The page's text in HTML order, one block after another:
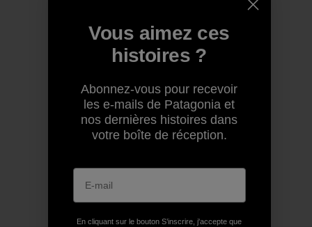
Vous aimez ces
histoires ?
Abonnez-vous pour recevoir
les e-mails de Patagonia et
nos dernières histoires dans
votre boîte de réception.
En cliquant sur le bouton S’inscrire, j'accepte que